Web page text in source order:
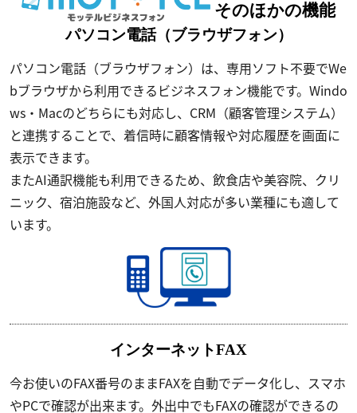
そのほかの機能
パソコン電話（ブラウザフォン）
パソコン電話（ブラウザフォン）は、専用ソフト不要でWe
bブラウザから利用できるビジネスフォン機能です。Windo
ws・Macのどちらにも対応し、CRM（顧客管理システム）
と連携することで、着信時に顧客情報や対応履歴を画面に
表示できます。
またAI通訳機能も利用できるため、飲食店や美容院、クリ
ニック、宿泊施設など、外国人対応が多い業種にも適して
います。
インターネットFAX
今お使いのFAX番号のままFAXを自動でデータ化し、スマホ
やPCで確認が出来ます。外出中でもFAXの確認ができるの